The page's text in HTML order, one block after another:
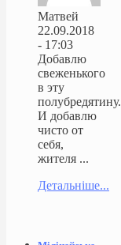
Матвей
22.09.2018
- 17:03
Добавлю
свеженького
в эту
полубредятину.
И добавлю
чисто от
себя,
жителя ...
Детальніше...